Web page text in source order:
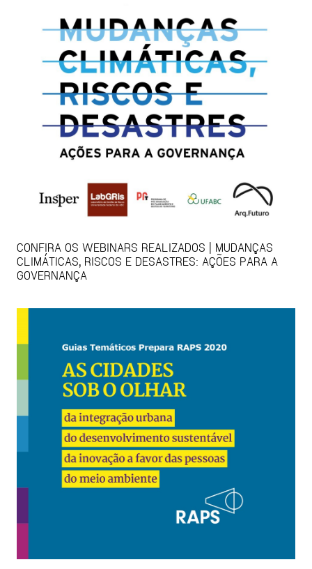
CONFIRA OS WEBINARS REALIZADOS | MUDANÇAS
CLIMÁTICAS, RISCOS E DESASTRES: AÇÕES PARA A
GOVERNANÇA